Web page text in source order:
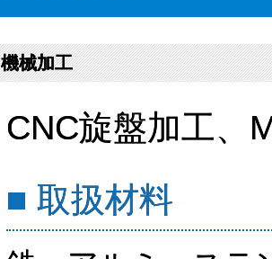
機械加工
CNC旋盤加工、
■ 取扱材料